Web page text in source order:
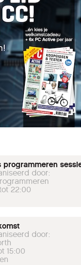
programmeren
door:
22:00
door:
15:00